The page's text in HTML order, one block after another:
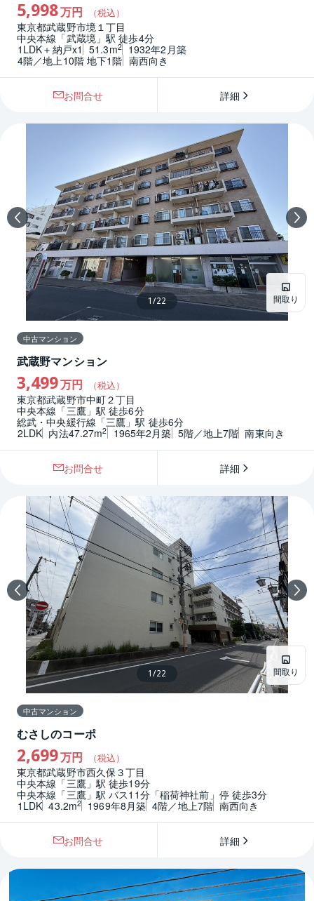
5,998万円 （税込）
東京都武蔵野市境１丁目
中央本線「武蔵境」駅 徒歩4分
1LDK＋納戸x1
51.3m2
1932年2月築
4階／地上10階 地下1階 南西向き
お問合せ 詳細
間取り
1/22
中古マンション
武蔵野マンション
3,499万円 （税込）
東京都武蔵野市中町２丁目
中央本線「三鷹」駅 徒歩6分
総武・中央緩行線「三鷹」駅 徒歩6分
2LDK 内法47.27m2 1965年2月築 5階／地上7階 南東向き
お問合せ 詳細
間取り
1/22
中古マンション
むさしのコーポ
2,699万円 （税込）
東京都武蔵野市西久保３丁目
中央本線「三鷹」駅 徒歩19分
中央本線「三鷹」駅 バス11分「稲荷神社前」停 徒歩3分
1LDK 43.2m2 1969年8月築 4階／地上7階 南西向き
お問合せ 詳細